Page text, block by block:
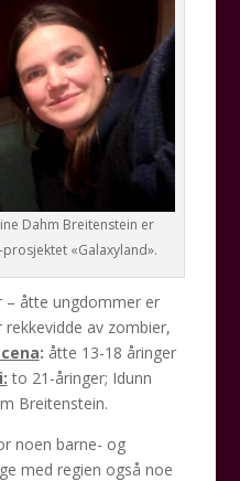
Dahm Breitenstein er
«Galaxyland».
– åtte ungdommer er
av zombier,
: åtte 13-18 åringer
to 21-åringer; Idunn
Breitenstein.
noen barne- og
med regien også noe